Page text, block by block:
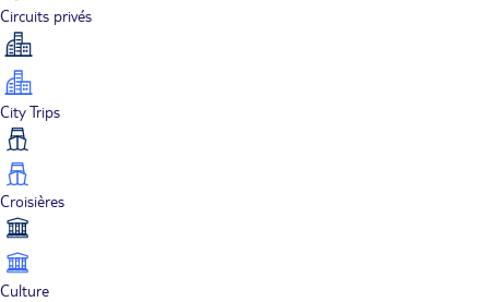
Circuits privés
City Trips
Croisières
Culture